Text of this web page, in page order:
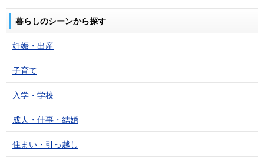
暮らしのシーンから探す
妊娠・出産
子育て
入学・学校
成人・仕事・結婚
住まい・引っ越し